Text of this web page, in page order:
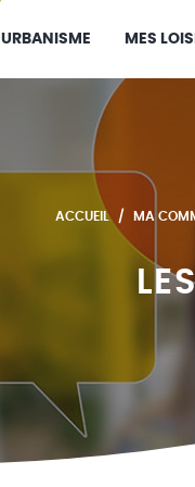
URBANISME MES
ACCUEIL MA